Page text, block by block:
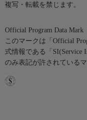
複写・転載を禁じます。
Official Program Data Mark
このマークは「Official
式情報である「SI(Service
のみ表記が許されているマ